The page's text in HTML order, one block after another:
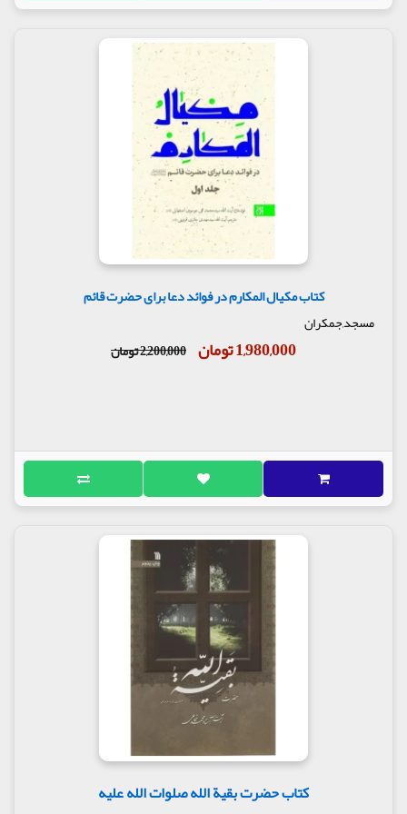
طبیعی است که انتخاب و بیان توثیقات از سوی سید به
تاییدی از یک عالم شیعی نسبت به ابن حماد باشد.
گزار ش محتوا ( جایگاه و اهمیت کتاب ) :
در نگاه نخست بخش عمده آن درباره آخرالزمان شناسی و
نشانه‌های ظهور به نظر می‌آید در دیدگاه محدثان و عالمان
شیعه، پس از سید اهمیت فراوانی یافته است و از
احادیث آن به مثابه روایاتی درباره علامت‌های ظهور بهره
برده‌اند. علامه مجلسی روایات الفتن را به نقل از ابن
طاووس گزارش کرده و دیگر محدثان بعدی نیز چنین
از سطح محدثان و عالمان رده بالا و محقق شیعه نیز که
بگذریم، کتاب التشریف بالمنن ابن طاووس، همانند دیگر
کتب او به دلیل جایگاه ویژه‌ای که سید در میان علما دارد،
فراوانی برخوردار است و اکثریت بر این گمان‌اند که این
کتاب از احادیث معتبر شیعی و در خصوص مهدویت و
علایم ظهور نگاشته شده است؛ به گونه‌ای که نام کتاب
در بسیاری از چاپ‌ها از التشریف بالمنن فی التعریف
کل کتاب را شکل می‌دهد. بخش دوم، روایاتی است که از
الفتن سلیلی نقل کرده و حدود یک چهارم کتاب را شکل
می‌دهد. بخش سوم، روایاتی است که از الفتن ابو یحیی
زکریا آورده و حدودا نیمی از یک چهارم باقیمانده کتاب را
شکل می‌دهد و بخش چهارم که نیم دیگری از یک چهارم
کل کتاب را شکل می‌دهد، کشکولی است که از کتاب‌های
مختلف گردآوری شده است. بنابراین، بجاست که این
منابع، به ویژه سه منبع نخست مورد کاوش قرار گیرد و
میزان صحت و اعتبار آن‌ها سنجیده شود.
هر یک از باب‌هایی که در بخش‌های اول تا سوم آمده و
همچنین، فصل‌هایی که در بخش چهارم آمده، عمدتا
شامل یک روایت است و تنها در مواردی استثنایی، یک
باب، دو یا سه روایت را شامل می‌شود که همگی با
مضمون واحد هستند و در مواردی نیز همگی یک روایت
با اسناد متفاوت هستند. بنابراین، از طریق تعداد ابوابی
می‌توان دریافت که چه تعداد روایت در آن وجود دارد.
مأخذ مؤلف :
ابن طاووس ۲۱۱ باب (حدود ۲۳۰ روایت) از
الفتن نعیم بن حماد، ۸۴ باب (حدود نود روایت) از الفتن
کتاب مکیال المکارم در فوائد دعا برای حضرت قائم
مسجد,جمکران
1,980,000 تومان 2,200,000 تومان
کتاب حضرت بقیة الله صلوات الله علیه